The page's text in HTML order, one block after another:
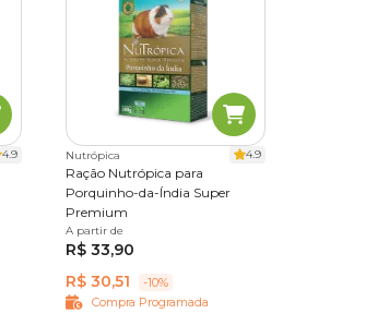
4.9 Nutrópica 4.9
Ração Nutrópica para
Porquinho-da-Índia Super
Premium
300 g
5 kg
A partir de
R$ 33,90
R$ 30,51
-10%
Compra Programada